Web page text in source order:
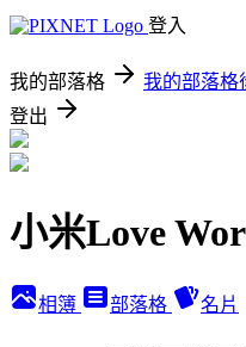
登入
我的部落格 我的部落格
登出
小米Love
相簿 部落格 名片